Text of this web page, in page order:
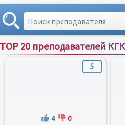
TOP 20 преподавателей КГК
5
4 0